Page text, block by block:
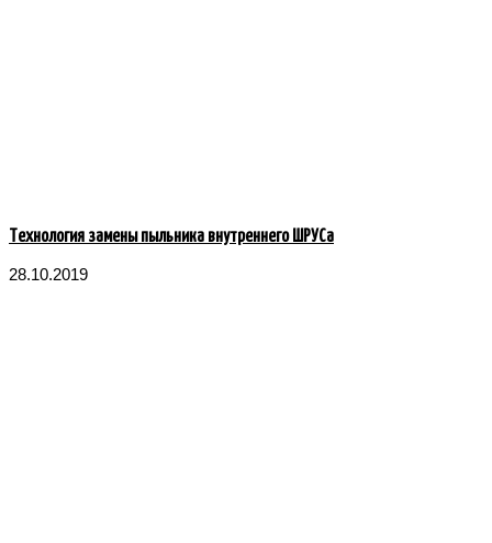
Технология замены пыльника внутреннего ШРУСа
28.10.2019